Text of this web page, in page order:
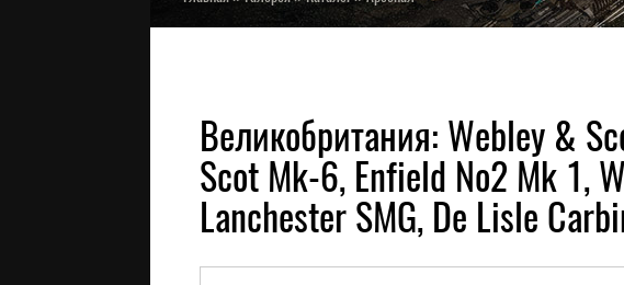
Великобритания: Webley &
Scot Mk-6, Enfield No2 Mk 1,
Lanchester SMG, De Lisle